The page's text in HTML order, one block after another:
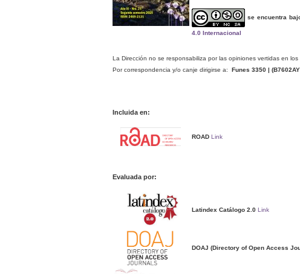
se encuentra
4.0 Internacional
La Dirección no se responsabiliza por las opiniones vertidas en los
Por correspondencia y/o canje dirigirse a: Funes 3350 | (
Incluida en:
ROAD Link
Evaluada por:
Latindex Catálogo 2.0 Link
DOAJ (Directory of Open Access